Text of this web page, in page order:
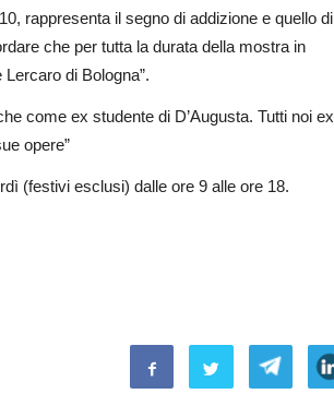
rappresenta il segno di addizione e quello di
che per tutta la durata della mostra in
di Bologna”.
come ex studente di D’Augusta. Tutti noi ex
opere”
(festivi esclusi) dalle ore 9 alle ore 18.